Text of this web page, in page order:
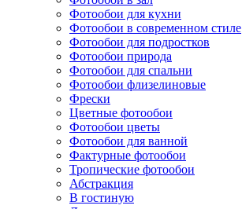
Фотообои для кухни
Фотообои в современном стиле
Фотообои для подростков
Фотообои природа
Фотообои для спальни
Фотообои флизелиновые
Фрески
Цветные фотообои
Фотообои цветы
Фотообои для ванной
Фактурные фотообои
Тропические фотообои
Абстракция
В гостиную